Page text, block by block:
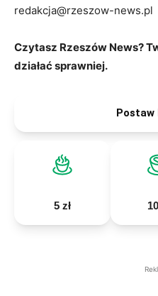
redakcja@rzeszow-news.pl
Czytasz Rzeszów News?
działać sprawniej.
Postaw
5 zł